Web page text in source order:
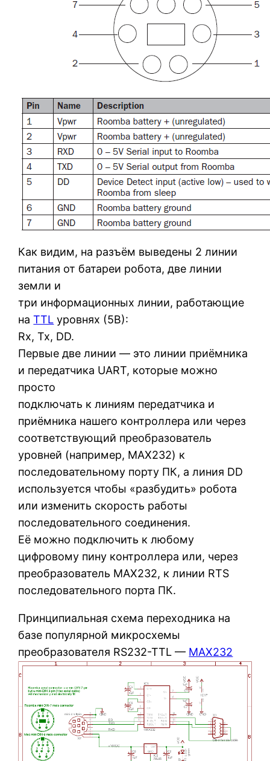
Как видим, на разъём выведены 2 линии
питания от батареи робота, две линии
земли и
три информационных линии, работающие
наTTL уровнях (5В):
Rx, Tx, DD.
Первые две линии — это линии приёмника
и передатчика UART, которые можно
просто
подключать к линиям передатчика и
приёмника нашего контроллера или через
соответствующий преобразователь
уровней (например, MAX232) к
последовательному порту ПК, а линия DD
используется чтобы «разбудить» робота
или изменить скорость работы
последовательного соединения.
Её можно подключить к любому
цифровому пину контроллера или, через
преобразователь MAX232, к линии RTS
последовательного порта ПК.
Принципиальная схема переходника на
базе популярной микросхемы
преобразователя RS232-TTL — MAX232